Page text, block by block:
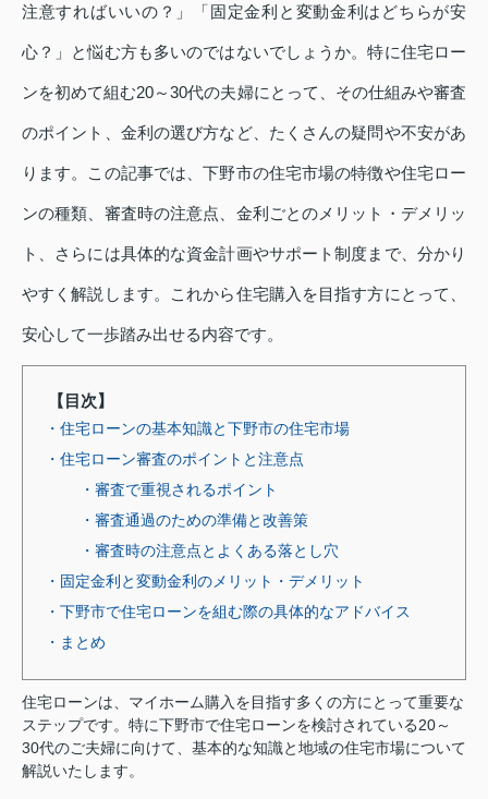
注意すればいいの？」「固定金利と変動金利はどちらが安
心？」と悩む方も多いのではないでしょうか。特に住宅ロー
ンを初めて組む20～30代の夫婦にとって、その仕組みや審査
のポイント、金利の選び方など、たくさんの疑問や不安があ
ります。この記事では、下野市の住宅市場の特徴や住宅ロー
ンの種類、審査時の注意点、金利ごとのメリット・デメリッ
ト、さらには具体的な資金計画やサポート制度まで、分かり
やすく解説します。これから住宅購入を目指す方にとって、
安心して一歩踏み出せる内容です。
【目次】
・住宅ローンの基本知識と下野市の住宅市場
・住宅ローン審査のポイントと注意点
・審査で重視されるポイント
・審査通過のための準備と改善策
・審査時の注意点とよくある落とし穴
・固定金利と変動金利のメリット・デメリット
・下野市で住宅ローンを組む際の具体的なアドバイス
・まとめ
住宅ローンは、マイホーム購入を目指す多くの方にとって重要な
ステップです。特に下野市で住宅ローンを検討されている20～
30代のご夫婦に向けて、基本的な知識と地域の住宅市場について
解説いたします。